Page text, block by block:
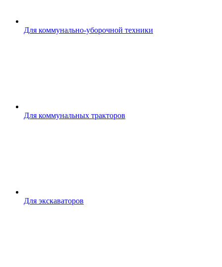
Для коммунально-уборочной техники
Для коммунальных тракторов
Для экскаваторов